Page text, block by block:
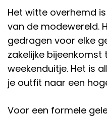
Het witte overhemd
van de modewereld.
gedragen voor elke
zakelijke
weekenduitje. Het is
je outfit naar een
Voor een formele